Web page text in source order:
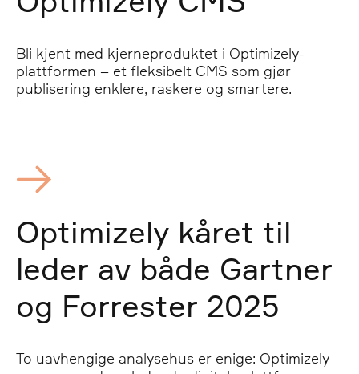
Bli kjent med kjerneproduktet i Optimizely-
plattformen – et fleksibelt CMS som gjør
publisering enklere, raskere og smartere.
Optimizely kåret til
leder av både Gartner
og Forrester 2025
To uavhengige analysehus er enige: Optimizely